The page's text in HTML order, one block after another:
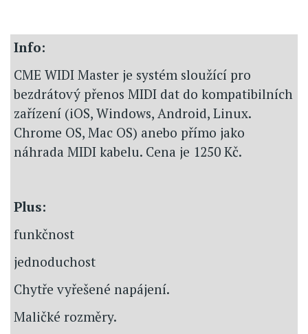
Info:
CME WIDI Master je systém sloužící pro
bezdrátový přenos MIDI dat do kompatibilních
zařízení (iOS, Windows, Android, Linux.
Chrome OS, Mac OS) anebo přímo jako
náhrada MIDI kabelu. Cena je 1250 Kč.
Plus:
funkčnost
jednoduchost
Chytře vyřešené napájení.
Maličké rozměry.